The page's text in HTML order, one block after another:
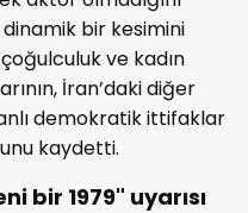
bir kesimini
ve kadın
İran’daki diğer
demokratik ittifaklar
kaydetti.
bir 1979" uyarısı